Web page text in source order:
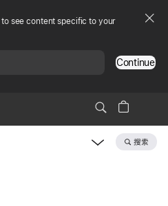
see content specific to your
Continue
搜索